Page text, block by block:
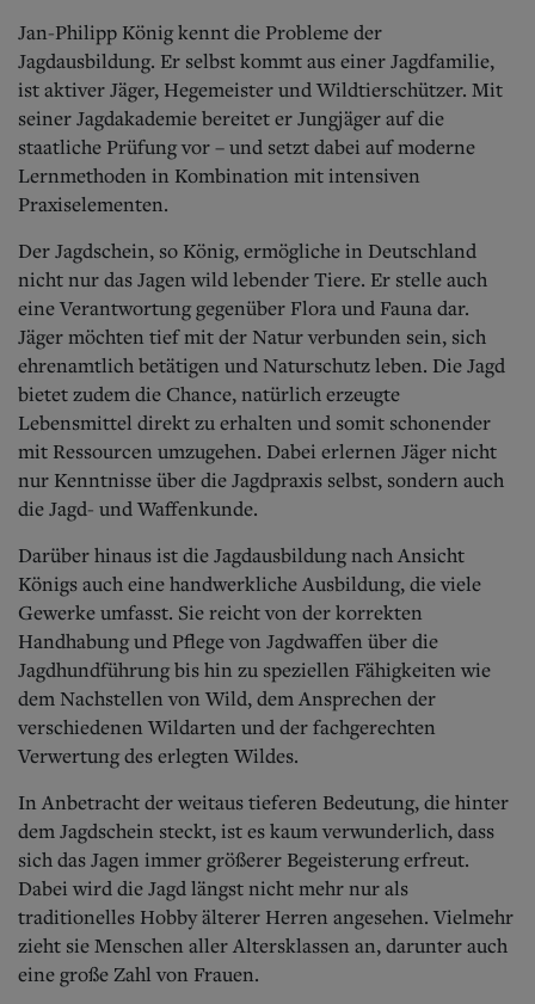
Jan-Philipp König kennt die Probleme der
Jagdausbildung. Er selbst kommt aus einer Jagdfamilie,
ist aktiver Jäger, Hegemeister und Wildtierschützer. Mit
seiner Jagdakademie bereitet er Jungjäger auf die
staatliche Prüfung vor – und setzt dabei auf moderne
Lernmethoden in Kombination mit intensiven
Praxiselementen.
Der Jagdschein, so König, ermögliche in Deutschland
nicht nur das Jagen wild lebender Tiere. Er stelle auch
eine Verantwortung gegenüber Flora und Fauna dar.
Jäger möchten tief mit der Natur verbunden sein, sich
ehrenamtlich betätigen und Naturschutz leben. Die Jagd
bietet zudem die Chance, natürlich erzeugte
Lebensmittel direkt zu erhalten und somit schonender
mit Ressourcen umzugehen. Dabei erlernen Jäger nicht
nur Kenntnisse über die Jagdpraxis selbst, sondern auch
die Jagd- und Waffenkunde.
Darüber hinaus ist die Jagdausbildung nach Ansicht
Königs auch eine handwerkliche Ausbildung, die viele
Gewerke umfasst. Sie reicht von der korrekten
Handhabung und Pflege von Jagdwaffen über die
Jagdhundführung bis hin zu speziellen Fähigkeiten wie
dem Nachstellen von Wild, dem Ansprechen der
verschiedenen Wildarten und der fachgerechten
Verwertung des erlegten Wildes.
In Anbetracht der weitaus tieferen Bedeutung, die hinter
dem Jagdschein steckt, ist es kaum verwunderlich, dass
sich das Jagen immer größerer Begeisterung erfreut.
Dabei wird die Jagd längst nicht mehr nur als
traditionelles Hobby älterer Herren angesehen. Vielmehr
zieht sie Menschen aller Altersklassen an, darunter auch
eine große Zahl von Frauen.